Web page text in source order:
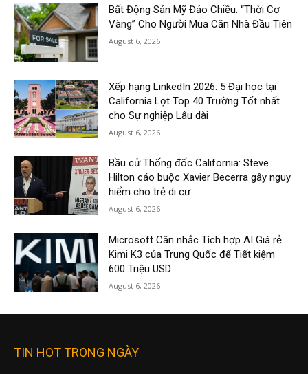
Bất Động Sản Mỹ Đảo Chiều: “Thời Cơ
Vàng” Cho Người Mua Căn Nhà Đầu Tiên
August 6, 2026
Xếp hạng LinkedIn 2026: 5 Đại học tại
California Lọt Top 40 Trường Tốt nhất
cho Sự nghiệp Lâu dài
August 6, 2026
Bầu cử Thống đốc California: Steve
Hilton cáo buộc Xavier Becerra gây nguy
hiểm cho trẻ di cư
August 6, 2026
Microsoft Cân nhắc Tích hợp AI Giá rẻ
Kimi K3 của Trung Quốc để Tiết kiệm
600 Triệu USD
August 6, 2026
TIN HOT TRONG NGÀY